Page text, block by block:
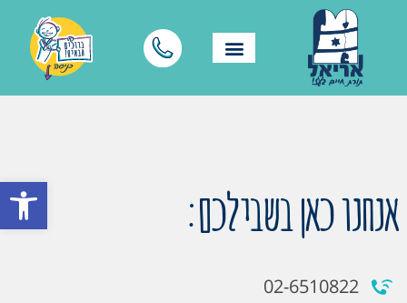
פתח אנחנו כאן בשבילכם:
02-6510822